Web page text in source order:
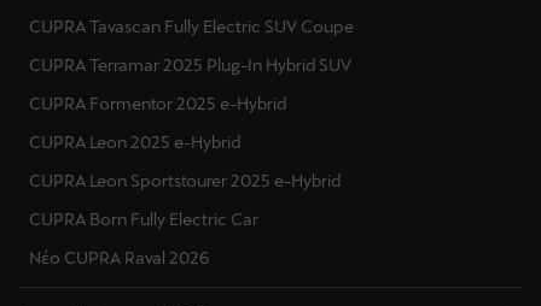
CUPRA Tavascan Fully Electric SUV Coupe
CUPRA Terramar 2025 Plug-In Hybrid SUV
CUPRA Formentor 2025 e-Hybrid
CUPRA Leon 2025 e-Hybrid
CUPRA Leon Sportstourer 2025 e-Hybrid
CUPRA Born Fully Electric Car
Νέο CUPRA Raval 2026